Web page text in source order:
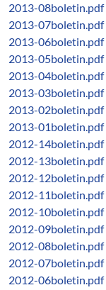
2013-08boletin.pdf
2013-07boletin.pdf
2013-06boletin.pdf
2013-05boletin.pdf
2013-04boletin.pdf
2013-03boletin.pdf
2013-02boletin.pdf
2013-01boletin.pdf
2012-14boletin.pdf
2012-13boletin.pdf
2012-12boletin.pdf
2012-11boletin.pdf
2012-10boletin.pdf
2012-09boletin.pdf
2012-08boletin.pdf
2012-07boletin.pdf
2012-06boletin.pdf